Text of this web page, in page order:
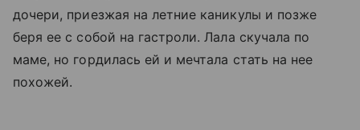
дочери, приезжая на летние каникулы и позже
беря ее с собой на гастроли. Лала скучала по
маме, но гордилась ей и мечтала стать на нее
похожей.